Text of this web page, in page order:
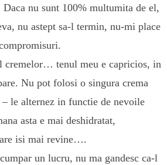
nu sunt 100% multumita de el,
nu astept sa-l termin, nu-mi place
cremelor… tenul meu e capricios, in
Nu pot folosi o singura crema
– le alternez in functie de nevoile
asta e mai deshidratat,
isi mai revine….
un lucru, nu ma gandesc ca-l